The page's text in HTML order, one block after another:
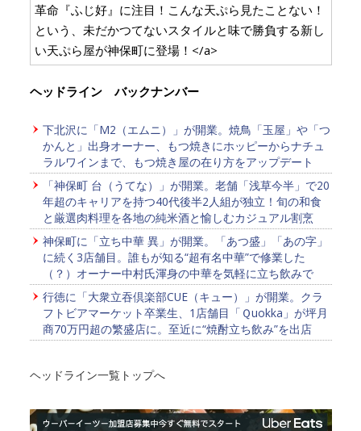
革命『ふじ好』に注目！こんな天ぷら見たことない！
という、未だかつてないスタイルと味で勝負する新し
い天ぷら屋が神保町に登場！</a>
ヘッドライン バックナンバー
下北沢に「M2（エムニ）」が開業。焼鳥「玉屋」や「つ
かんと」出身オーナー、もつ焼きにホッピーからナチュ
ラルワインまで、もつ焼き屋の在り方をアップデート
「神保町 台（うてな）」が開業。老舗「浅草今半」で20
年超のキャリアを持つ40代後半2人組が独立！旬の和食
と厳選肉料理を各地の純米酒と愉しむカジュアル割烹
神保町に「立ち中華 異」が開業。「あつ盛」「あの字」
に続く3店舗目。誰もが知る“超有名中華”で修業した
（？）オーナー中村氏渾身の中華を気軽に立ち飲みで
行徳に「大衆立吞倶楽部CUE（キュー）」が開業。クラ
フトビアマーケット卒業生、1店舗目「Ｑuokka」が坪月
商70万円超の繁盛店に。至近に“焼酎立ち飲み”を出店
ヘッドライン一覧トップへ